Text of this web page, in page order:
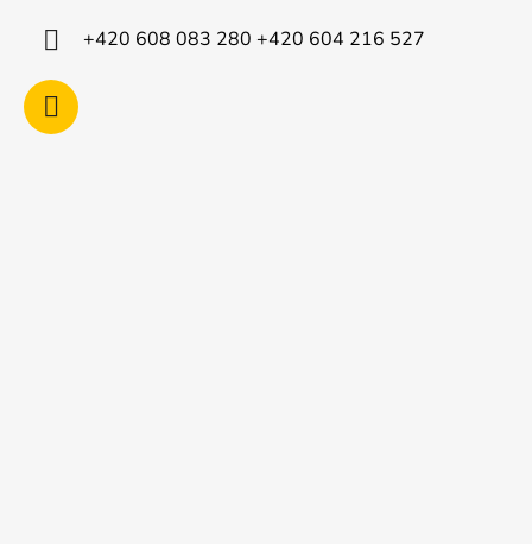
+420 608 083 280 +420 604 216 527